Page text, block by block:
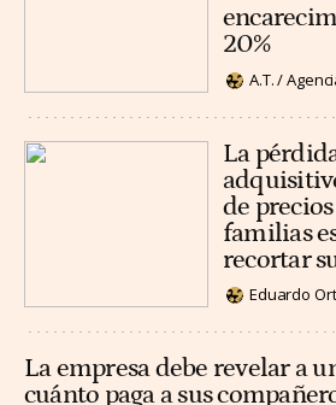
20%
A.T. /
La
de
familias
recortar
Eduardo
La empresa debe revelar a
cuánto paga a sus